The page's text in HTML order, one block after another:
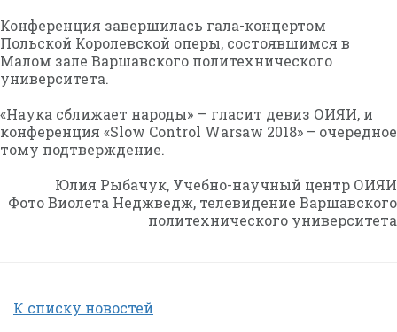
Конференция завершилась гала-концертом
Польской Королевской оперы, состоявшимся в
Малом зале Варшавского политехнического
университета.
«Наука сближает народы» — гласит девиз ОИЯИ, и
конференция «Slow Control Warsaw 2018» – очередное
тому подтверждение.
Юлия Рыбачук, Учебно-научный центр ОИЯИ
Фото Виолета Неджведж, телевидение Варшавского
политехнического университета
К списку новостей